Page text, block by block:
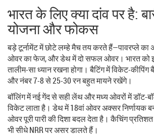
भारत के लिए क्या दांव पर है:
योजना और फोकस
बड़े टूर्नामेंट में छोटे लम्हे मैच तय करते हैं—पावरप्ले
ओवर का फेज, और डेथ में दो सफल ओवर। भारत को
तालीम-सा ध्यान रखना होगा। बैटिंग में विकेट-कीपिंग
और नंबर 7-8 से 25-30 रन बहुत मायने रखेंगे।
बॉलिंग में नई गेंद से सही लेंथ और मध्य ओवरों में डॉट-
विकेट लाता है। डेथ में 18वां ओवर अक्सर निर्णायक
ओवर पूरी पारी की दिशा बदल देता है। कैचिंग
भी सीधे NRR पर असर डालते हैं।